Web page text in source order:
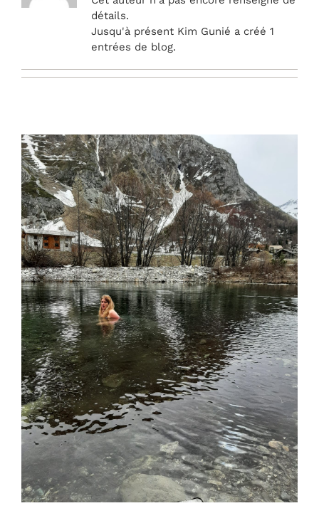
INITIATION & FORMATION
Lectures Akashiques
CONTACT
Panier
détails.
Jusqu'à présent Kim Gunié a créé 1
entrées de blog.